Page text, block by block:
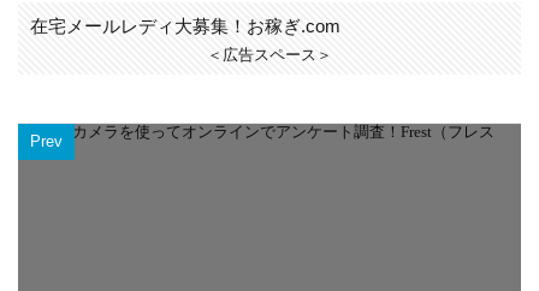
在宅メールレディ大募集！お稼ぎ.com
＜広告スペース＞
Prev